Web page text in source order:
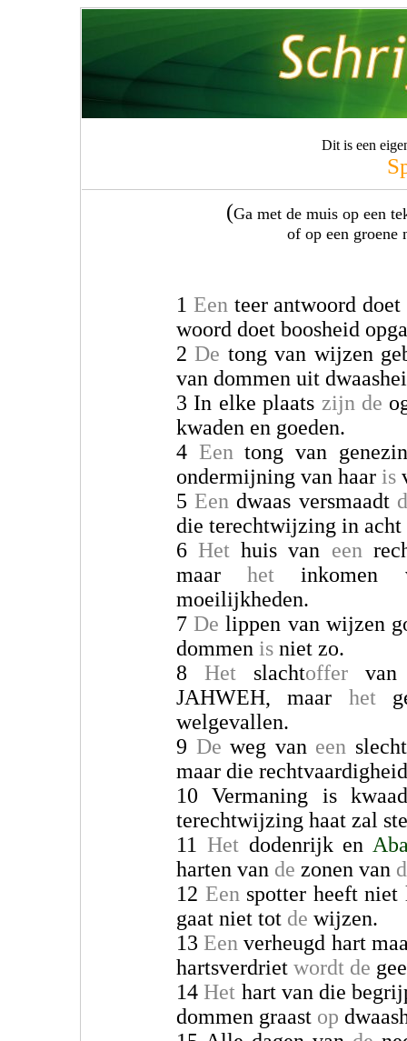
Dit is een
(Ga met de muis op een
of op een groene
1 Een teer antwoord
woord doet boosheid
2De tong van wijzen
van dommen uit
3 In elke plaats zijn de
kwaden en goeden.
4 Eentong van
ondermijning van haar is
5Een dwaas versmaadt
die terechtwijzing in acht
6Het huis van een
maarhet
moeilijkheden.
7De lippen van wijzen
dommen is niet zo.
8 Hetslachtoffervan
JAHWEH, maar het
welgevallen.
9 De weg van een
maar die
10 Vermaning is
terechtwijzing haat zal
11 Hetdodenrijk en
harten van de zonen van
12 Een spotter heeft
gaat niet tot de wijzen.
13Een verheugd hart
hartsverdriet wordt de
14Het hart van die
dommen graast op